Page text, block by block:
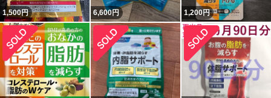
1,500円 6,600円 1,200円